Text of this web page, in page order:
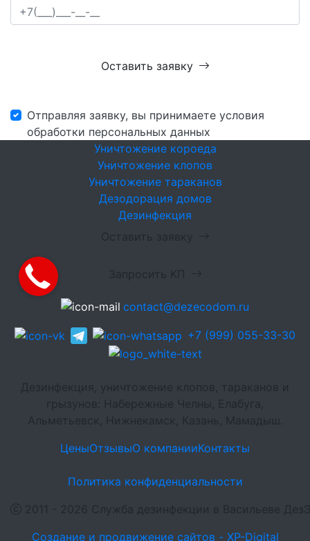
Оставить заявку
Отправляя заявку, вы принимаете условия
обработки персональных данных
Уничтожение короеда
Уничтожение клопов
Уничтожение тараканов
Дезодорация домов
Дезинфекция
Дезинфекция, уничтожение клопов, тараканов и
грызунов: Набережные Челны, Елабуга,
Альметьевск, Нижнекамск, Казань, Мамадыш.
Оставить заявку
Запросить КП
contact@dezecodom.ru
+7 (999) 055-33-30
ЦеныОтзывыО компанииКонтакты
Политика конфиденциальности
2011 - 2026 Служба дезинфекции в Васильеве
Создание и продвижение сайтов - XP-Digital